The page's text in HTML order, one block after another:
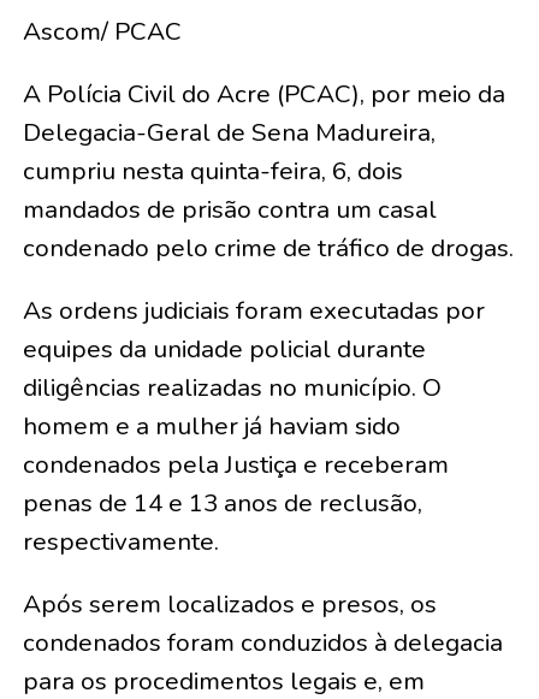
Ascom/ PCAC
A Polícia Civil do Acre (PCAC), por meio da
Delegacia-Geral de Sena Madureira,
cumpriu nesta quinta-feira, 6, dois
mandados de prisão contra um casal
condenado pelo crime de tráfico de drogas.
As ordens judiciais foram executadas por
equipes da unidade policial durante
diligências realizadas no município. O
homem e a mulher já haviam sido
condenados pela Justiça e receberam
penas de 14 e 13 anos de reclusão,
respectivamente.
Após serem localizados e presos, os
condenados foram conduzidos à delegacia
para os procedimentos legais e, em